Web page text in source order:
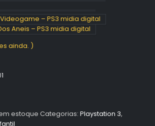
– PS3 midia digital
Aneis – PS3 midia digital
ainda. )
estoque Categorias: Playstation 3,